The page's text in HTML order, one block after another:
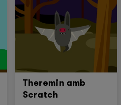
Theremin amb
Scratch